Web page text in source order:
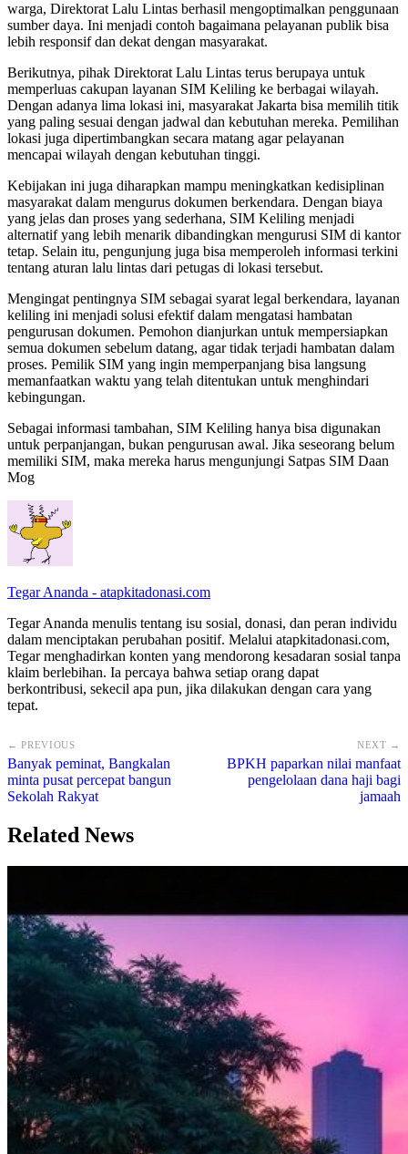
warga, Direktorat Lalu Lintas berhasil mengoptimalkan penggunaan
sumber daya. Ini menjadi contoh bagaimana pelayanan publik bisa
lebih responsif dan dekat dengan masyarakat.
Berikutnya, pihak Direktorat Lalu Lintas terus berupaya untuk
memperluas cakupan layanan SIM Keliling ke berbagai wilayah.
Dengan adanya lima lokasi ini, masyarakat Jakarta bisa memilih titik
yang paling sesuai dengan jadwal dan kebutuhan mereka. Pemilihan
lokasi juga dipertimbangkan secara matang agar pelayanan
mencapai wilayah dengan kebutuhan tinggi.
Kebijakan ini juga diharapkan mampu meningkatkan kedisiplinan
masyarakat dalam mengurus dokumen berkendara. Dengan biaya
yang jelas dan proses yang sederhana, SIM Keliling menjadi
alternatif yang lebih menarik dibandingkan mengurusi SIM di kantor
tetap. Selain itu, pengunjung juga bisa memperoleh informasi terkini
tentang aturan lalu lintas dari petugas di lokasi tersebut.
Mengingat pentingnya SIM sebagai syarat legal berkendara, layanan
keliling ini menjadi solusi efektif dalam mengatasi hambatan
pengurusan dokumen. Pemohon dianjurkan untuk mempersiapkan
semua dokumen sebelum datang, agar tidak terjadi hambatan dalam
proses. Pemilik SIM yang ingin memperpanjang bisa langsung
memanfaatkan waktu yang telah ditentukan untuk menghindari
kebingungan.
Sebagai informasi tambahan, SIM Keliling hanya bisa digunakan
untuk perpanjangan, bukan pengurusan awal. Jika seseorang belum
memiliki SIM, maka mereka harus mengunjungi Satpas SIM Daan
Mog
Tegar Ananda - atapkitadonasi.com
Tegar Ananda menulis tentang isu sosial, donasi, dan peran individu
dalam menciptakan perubahan positif. Melalui atapkitadonasi.com,
Tegar menghadirkan konten yang mendorong kesadaran sosial tanpa
klaim berlebihan. Ia percaya bahwa setiap orang dapat
berkontribusi, sekecil apa pun, jika dilakukan dengan cara yang
tepat.
← PREVIOUS
Banyak peminat, Bangkalan
minta pusat percepat bangun
Sekolah Rakyat
NEXT →
BPKH paparkan nilai manfaat
pengelolaan dana haji bagi
jamaah
Related News